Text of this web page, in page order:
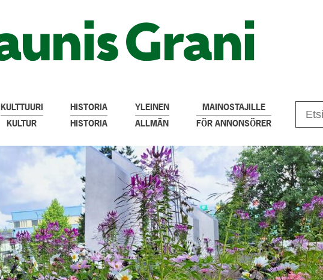
KULTTUURI
KULTUR
HISTORIA
HISTORIA
YLEINEN
ALLMÄN
MAINOSTAJILLE
FÖR ANNONSÖRER